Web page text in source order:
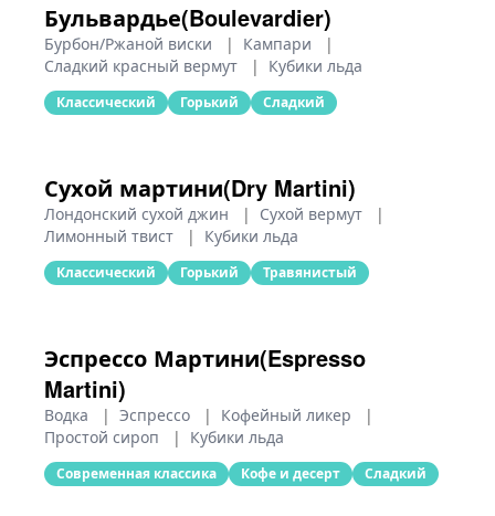
Бульвардье(Boulevardier)
Бурбон/Ржаной виски | Кампари
|
Сладкий красный вермут
| Кубики льда
Классический Горький Сладкий
Сухой мартини(Dry Martini)
Лондонский сухой джин | Сухой вермут
|
Лимонный твист
| Кубики льда
Классический Горький Травянистый
Эспрессо Мартини(Espresso
Martini)
Водка | Эспрессо | Кофейный ликер
|
Простой сироп
| Кубики льда
Современная классика Кофе и десерт Сладкий